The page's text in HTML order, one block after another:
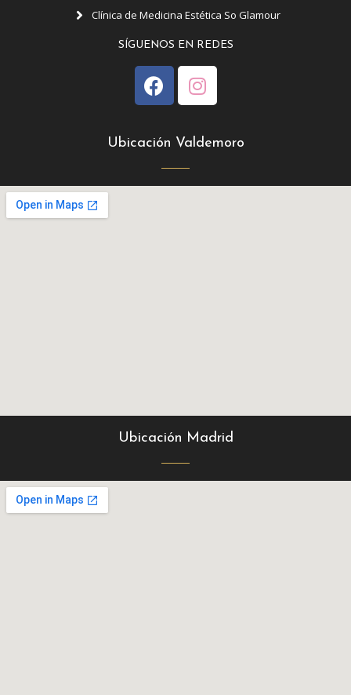
Clínica de Medicina Estética So Glamour
SÍGUENOS EN REDES
Ubicación Valdemoro
Ubicación Madrid